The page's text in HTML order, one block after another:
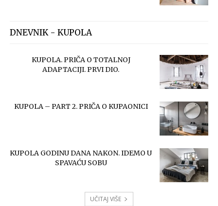
DNEVNIK - KUPOLA
KUPOLA. PRIČA O TOTALNOJ
ADAPTACIJI. PRVI DIO.
KUPOLA – PART 2. PRIČA O KUPAONICI
KUPOLA GODINU DANA NAKON. IDEMO U
SPAVAĆU SOBU
UČITAJ VIŠE